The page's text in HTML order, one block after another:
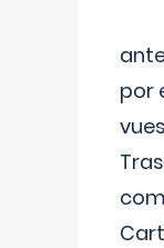
por